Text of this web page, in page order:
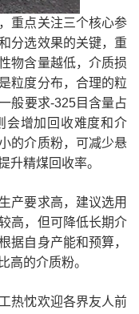
点关注三个核心参
分选效果的关键，重
物含量越低，介质损
粒度分布，合理的粒
般要求-325目含量占
会增加回收难度和介
的介质粉，可减少悬
升精煤回收率。
要求高，建议选用
高，但可降低长期介
据自身产能和预算，
高的介质粉。
忱欢迎各界友人前